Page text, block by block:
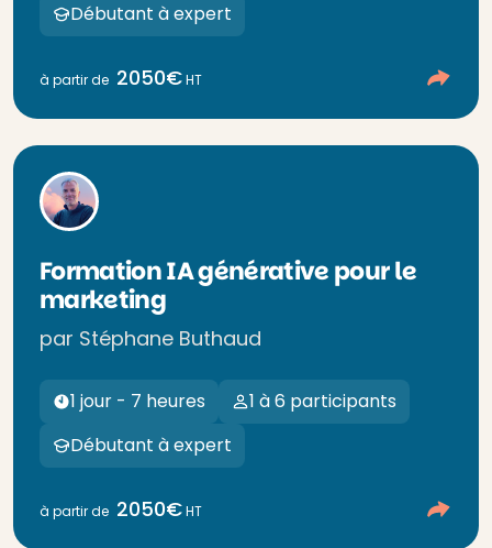
Débutant à expert
à partir de 2050€HT
Formation IA générative pour le
marketing
par Stéphane Buthaud
1 jour - 7 heures
1 à 6 participants
Débutant à expert
à partir de 2050€HT